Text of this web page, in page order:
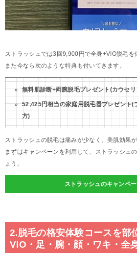
ストラッシュでは3回9,900円で全身+VIO脱毛を
また今なら次のような特典も付いてきます。
無料肌診断+両腕脱毛プレゼント(カウセ
52,425円相当の家庭用脱毛器プレゼント(
方)
ストラッシュの脱毛は痛みが少なく、美肌効果
まずはキャンペーンを利用して、ストラッシュ
ょう。
ストラッシュのキャンペ
2.脱毛の格安体験コースを部
VIO・足・腕・顔・ワキ・全